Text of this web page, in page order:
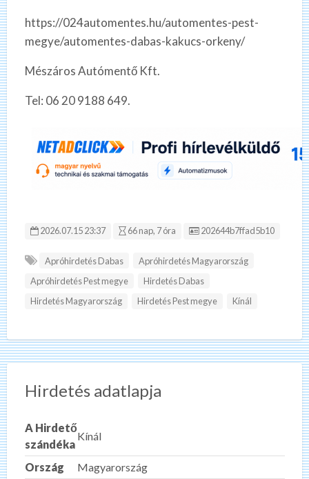
https://024automentes.hu/automentes-pest-
megye/automentes-dabas-kakucs-orkeny/
Mészáros Autómentő Kft.
Tel: 06 20 9188 649.
2026.07.15 23:37 66 nap, 7 óra Hirdetés ID:
202644b7ffad5b10
Apróhirdetés Dabas
Apróhirdetés Magyarország
Apróhirdetés Pest megye
Hirdetés Dabas
Hirdetés Magyarország
Hirdetés Pest megye Kínál
Hirdetés adatlapja
A Hirdető
szándéka
Kínál
Ország
Magyarország